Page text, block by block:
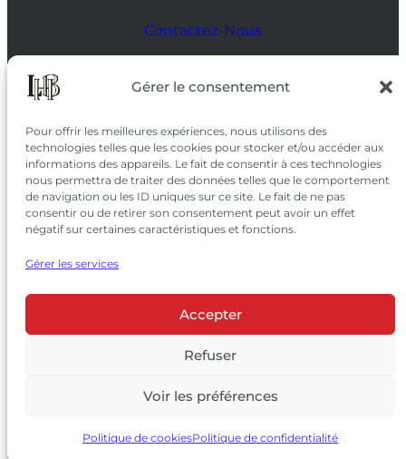
Gérer le consentement
Pour offrir les meilleures expériences, nous utilisons des
technologies telles que les cookies pour stocker et/ou accéder aux
informations des appareils. Le fait de consentir à ces technologies
nous permettra de traiter des données telles que le comportement
de navigation ou les ID uniques sur ce site. Le fait de ne pas
consentir ou de retirer son consentement peut avoir un effet
négatif sur certaines caractéristiques et fonctions.
Gérer les services
Accepter
Refuser
Voir les préférences
Politique de cookiesPolitique de confidentialité
Contactez-Nous
SUIVEZ-NOUS
SUR LES RÉSEAUX
© 2026 Château Larrivet Haut-Brion |
Mentions légales|Politique de confidentialité
|CGV
L’ABUS D’ALCOOL EST DANGEREUX POUR LA SANTÉ, À